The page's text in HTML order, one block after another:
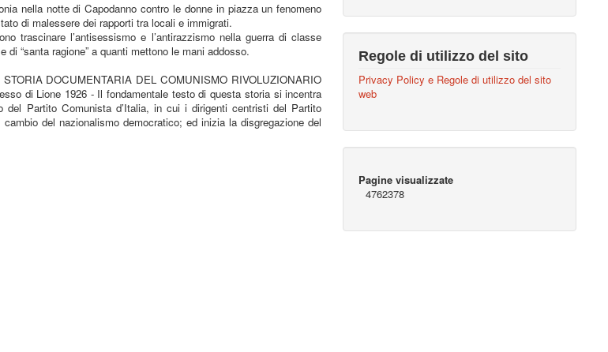
nella notte di Capodanno contro le donne in piazza un fenomeno
di malessere dei rapporti tra locali e immigrati.
trascinare l’antisessismo e l’antirazzismo nella guerra di classe
di “santa ragione” a quanti mettono le mani addosso.
DOCUMENTARIA DEL COMUNISMO RIVOLUZIONARIO
di Lione 1926 - Il fondamentale testo di questa storia si incentra
del Partito Comunista d’Italia, in cui i dirigenti centristi del Partito
cambio del nazionalismo democratico; ed inizia la disgregazione del
Regole di utilizzo del sito
Privacy Policy e Regole di utilizzo del sito
web
Pagine visualizzate
4762378